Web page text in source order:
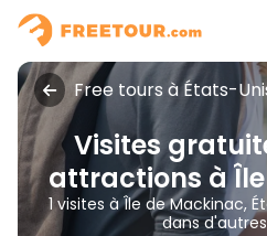
Free tours à États-
Visites
attractions à
1 visites à Île de Mackinac,
dans